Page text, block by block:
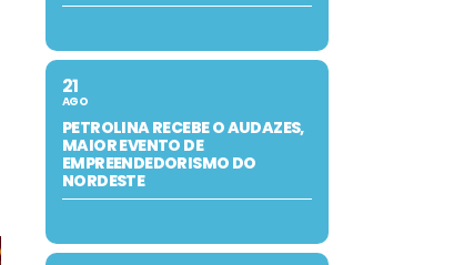
21
AGO
PETROLINA RECEBE O AUDAZES,
MAIOR EVENTO DE
EMPREENDEDORISMO DO
NORDESTE